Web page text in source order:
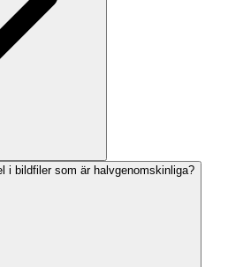
i bildfiler som är halvgenomskinliga?